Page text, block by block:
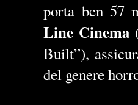
porta ben 57
Line Cinema
Built”),
del genere